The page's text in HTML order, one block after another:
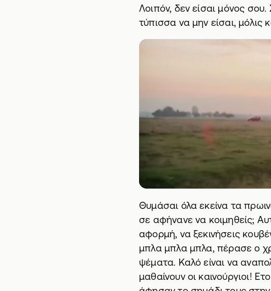
Λοιπόν, δεν είσαι μόνος
τύπισσα να μην είσαι, μόλις
Θυμάσαι όλα εκείνα τα
σε αφήνανε να κοιμηθείς;
αφορμή, να ξεκινήσεις
μπλα μπλα μπλα, πέρασε ο
ψέματα. Καλό είναι να
μαθαίνουν οι καινούργιοι!